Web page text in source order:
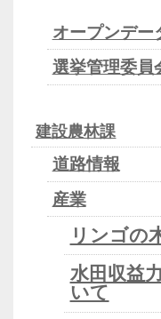
オープンデー
選挙管理委員
建設農林課
道路情報
産業
リンゴの
水田収益
いて